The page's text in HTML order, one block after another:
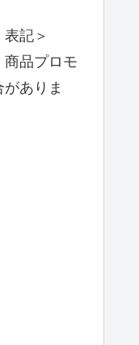
表記＞
商品プロモ
ありま